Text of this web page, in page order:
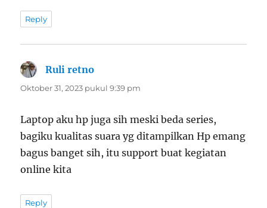
Reply
Ruli retno
Oktober 31, 2023 pukul 9:39 pm
Laptop aku hp juga sih meski beda series,
bagiku kualitas suara yg ditampilkan Hp emang
bagus banget sih, itu support buat kegiatan
online kita
Reply